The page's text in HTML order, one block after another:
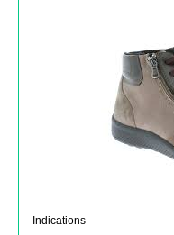
Indications